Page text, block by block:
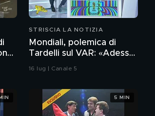
STRISCIA LA NOTIZIA
Mondiali, polemica di
Tardelli sul VAR: «Adesso
c'è ma è peggio». Lo
16 lug | Canale 5
5 MIN